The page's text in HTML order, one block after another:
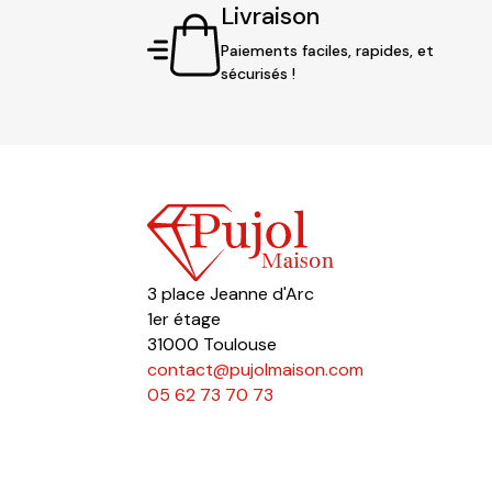
Livraison
Paiements faciles, rapides, et
sécurisés !
3 place Jeanne d'Arc
1er étage
31000 Toulouse
contact@pujolmaison.com
05 62 73 70 73